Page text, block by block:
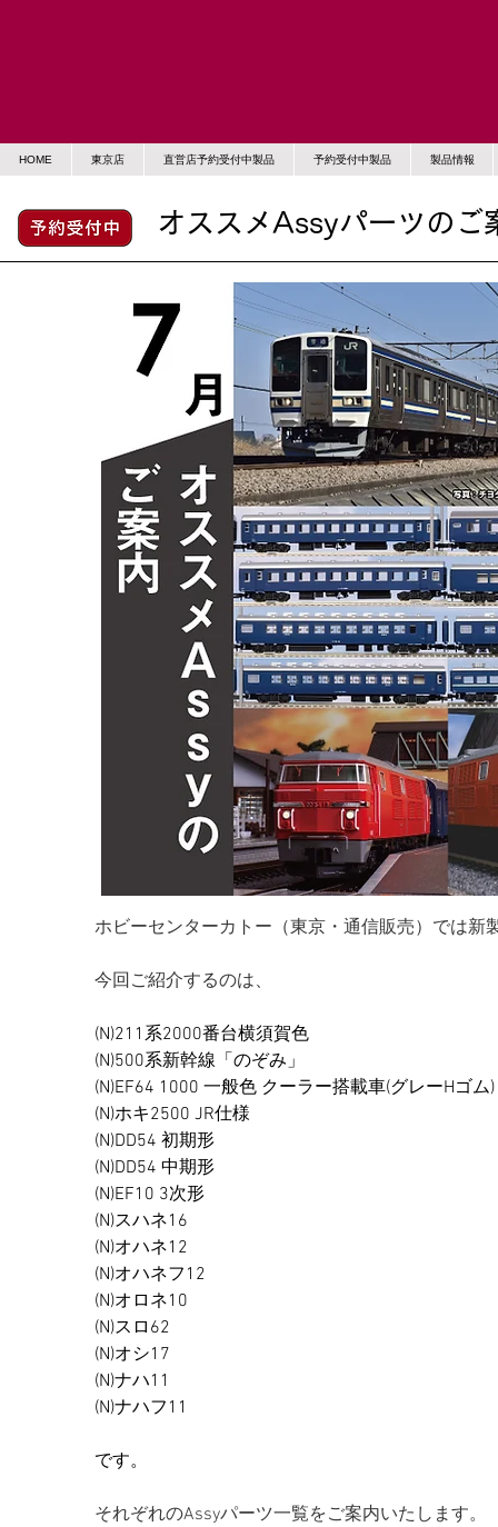
HOME 東京店 直営店予約受付中製品 予約受付中製品 製品情報
オススメAssyパーツのご
ホビーセンターカトー（東京・通信販売）では新
今回ご紹介するのは、
(N)211系2000番台横須賀色
(N)500系新幹線「のぞみ」
(N)EF64 1000 一般色 クーラー搭載車(グレーHゴム)
(N)ホキ2500 JR仕様
(N)DD54 初期形
(N)DD54 中期形
(N)EF10 3次形
(N)スハネ16
(N)オハネ12
(N)オハネフ12
(N)オロネ10
(N)スロ62
(N)オシ17
(N)ナハ11
(N)ナハフ11
です。
それぞれのAssyパーツ一覧をご案内いたします。